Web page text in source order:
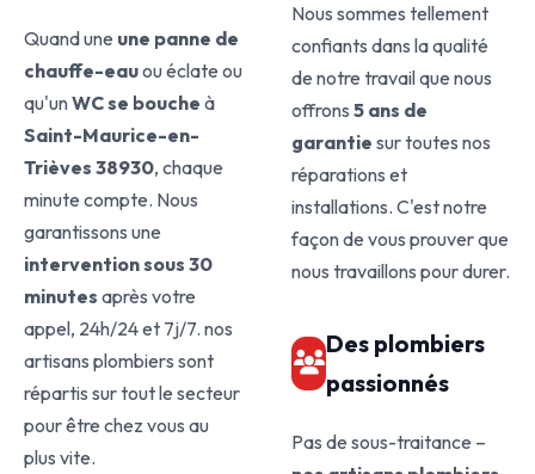
Quand une une panne de
chauffe-eauou éclate ou
qu'unWC se bouche à
Saint-Maurice-en-
Trièves 38930, chaque
minute compte. Nous
garantissons une
intervention sous 30
minutes après votre
appel, 24h/24 et 7j/7. nos
artisans plombiers sont
répartis sur tout le secteur
pour être chez vous au
plus vite.
Nous sommes tellement
confiants dans la qualité
de notre travail que nous
offrons 5 ans de
garantie sur toutes nos
réparations et
installations. C'est notre
façon de vous prouver que
nous travaillons pour durer.
Des plombiers
passionnés
Pas de sous-traitance –